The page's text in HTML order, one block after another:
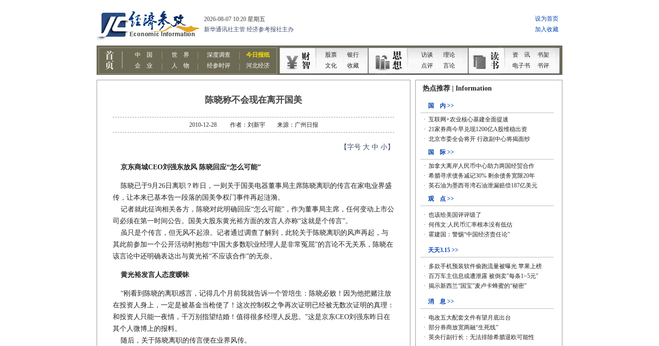
陈晓称不会现在离开国美
2010-12-28 作者：刘新宇 来源：广州日报
【字号 大 中 小】
京东商城CEO刘强东放风 陈晓回应“怎么可能”
陈晓已于9月26日离职？昨日，一则关于国美电器董事局主席陈晓离职的传言在家电业界盛
传，让本来已基本告一段落的国美争权门事件再起涟漪。
记者就此征询相关各方，陈晓对此明确回应“怎么可能”，作为董事局主席，任何变动上市公
司必须在第一时间公告。国美大股东黄光裕方面的发言人亦称“这就是个传言”。
虽只是个传言，但无风不起浪。记者通过调查了解到，此轮关于陈晓离职的风声再起，与
其此前参加一个公开活动时抱怨“中国大多数职业经理人是非常冤屈”的言论不无关系，陈晓在
该言论中还明确表达出与黄光裕“不应该合作”的无奈。
黄光裕发言人态度暧昧
“刚看到陈晓的离职感言，记得几个月前我就告诉一个管培生：陈晓必败！因为他把赌注放
在投资人身上，一定是被基金当枪使了！这次控制权之争再次证明已经被无数次证明的真理：
和投资人只能一夜情，千万别指望结婚！值得很多经理人反思。”这是京东CEO刘强东昨日在
其个人微博上的报料。
随后，关于陈晓离职的传言便在业界风传。